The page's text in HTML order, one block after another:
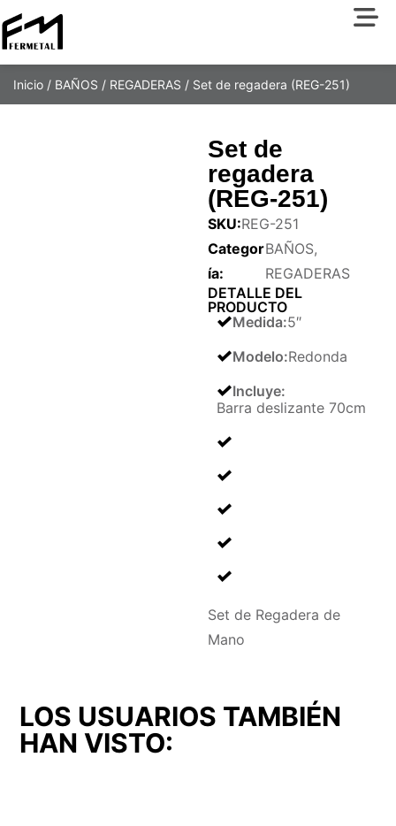
Inicio / BAÑOS / REGADERAS / Set de regadera (REG-251)
Set de
regadera
(REG-251)
SKU:REG-251
Categor
ía:
BAÑOS,
REGADERAS
DETALLE DEL
PRODUCTO
Medida:5″
Modelo:Redonda
Incluye:
Barra deslizante 70cm
Set de Regadera de
Mano
LOS USUARIOS TAMBIÉN
HAN VISTO: